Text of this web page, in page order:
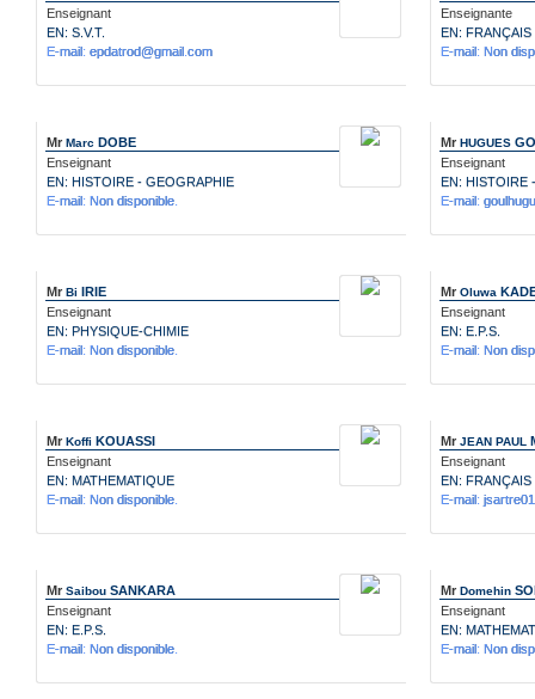
Enseignant
EN: S.V.T.
E-mail: epdatrod@gmail.com
Enseignante
EN: FRANÇAIS
E-mail: Non
Mr Marc DOBE
Enseignant
EN: HISTOIRE - GEOGRAPHIE
E-mail: Non disponible.
Mr HUGUES
Enseignant
EN: HISTOIRE
E-mail:
Mr Bi IRIE
Enseignant
EN: PHYSIQUE-CHIMIE
E-mail: Non disponible.
Mr Oluwa
Enseignant
EN: E.P.S.
E-mail: Non
Mr Koffi KOUASSI
Enseignant
EN: MATHEMATIQUE
E-mail: Non disponible.
Mr JEAN PAUL
Enseignant
EN: FRANÇAIS
E-mail:
Mr Saibou SANKARA
Enseignant
EN: E.P.S.
E-mail: Non disponible.
Mr Domehin
Enseignant
EN:
E-mail: Non